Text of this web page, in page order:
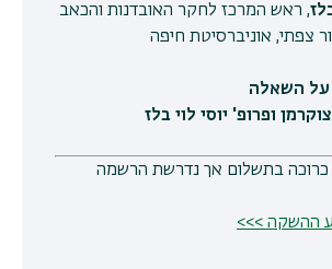
, ראש המרכז לחקר האובדנות והכאב
צפתי, אוניברסיטת חיפה
על השאלה
ופרופ' יוסי לוי בלז
בתשלום אך נדרשת הרשמה
ההשקה >>>